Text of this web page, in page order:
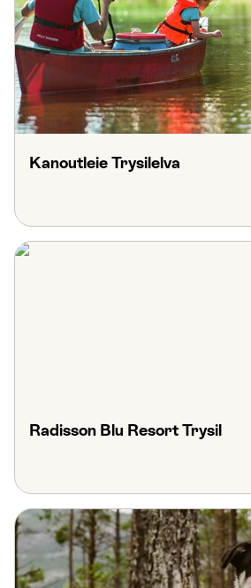
Kanoutleie Trysilelva
Radisson Blu Resort Trysil